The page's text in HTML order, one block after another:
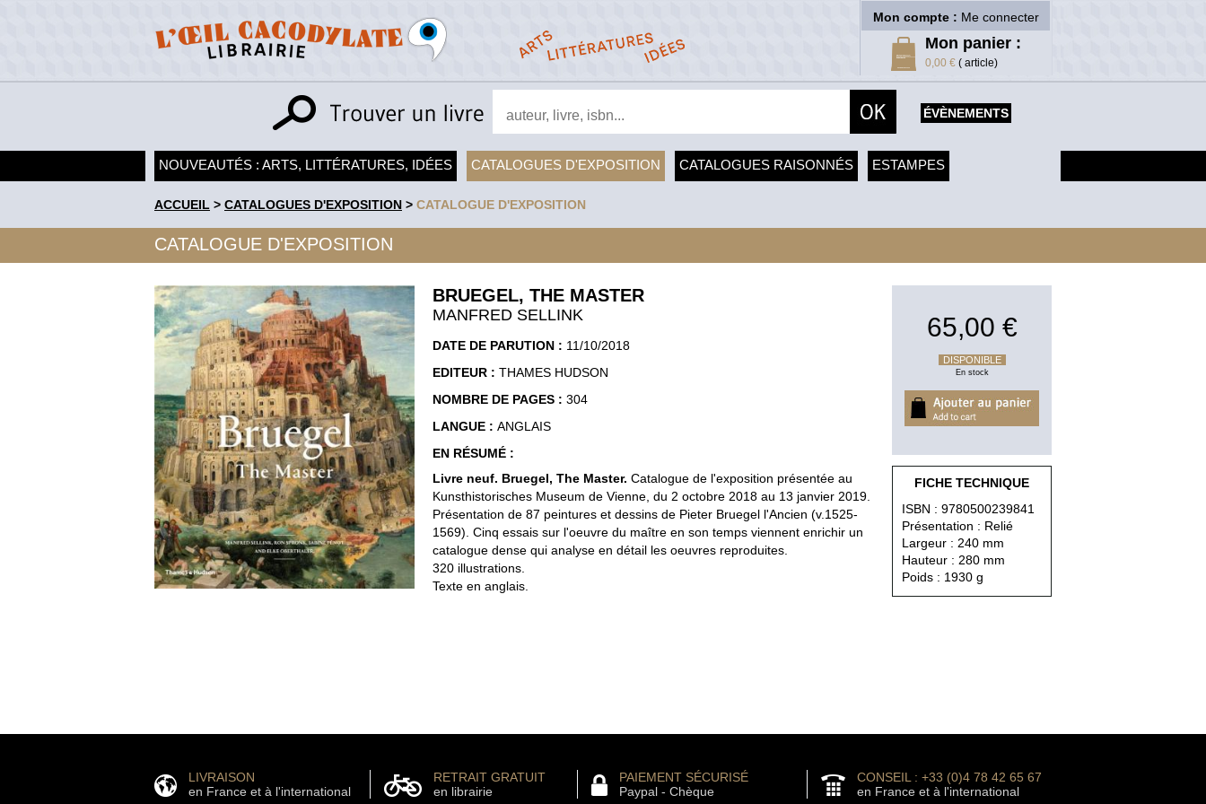
Mon compte : Me connecter
Mon panier :
0,00 € ( article)
ÉVÈNEMENTS
NOUVEAUTÉS : ARTS, LITTÉRATURES, IDÉES CATALOGUES D'EXPOSITION CATALOGUES RAISONNÉS ESTAMPES
ACCUEIL > CATALOGUES D'EXPOSITION > CATALOGUE D'EXPOSITION
CATALOGUE D'EXPOSITION
BRUEGEL, THE MASTER
MANFRED SELLINK
DATE DE PARUTION : 11/10/2018
EDITEUR : THAMES HUDSON
NOMBRE DE PAGES : 304
LANGUE : ANGLAIS
EN RÉSUMÉ :
Livre neuf. Bruegel, The Master. Catalogue de l'exposition présentée au
Kunsthistorisches Museum de Vienne, du 2 octobre 2018 au 13 janvier 2019.
Présentation de 87 peintures et dessins de Pieter Bruegel l'Ancien (v.1525-
1569). Cinq essais sur l'oeuvre du maître en son temps viennent enrichir un
catalogue dense qui analyse en détail les oeuvres reproduites.
320 illustrations.
Texte en anglais.
65,00 €
DISPONIBLE
En stock
FICHE TECHNIQUE
ISBN : 9780500239841
Présentation : Relié
Largeur : 240 mm
Hauteur : 280 mm
Poids : 1930 g
LIVRAISON
en France et à l'international
RETRAIT GRATUIT
en librairie
PAIEMENT SÉCURISÉ
Paypal - Chèque
CONSEIL : +33 (0)4 78 42 65 67
en France et à l'international